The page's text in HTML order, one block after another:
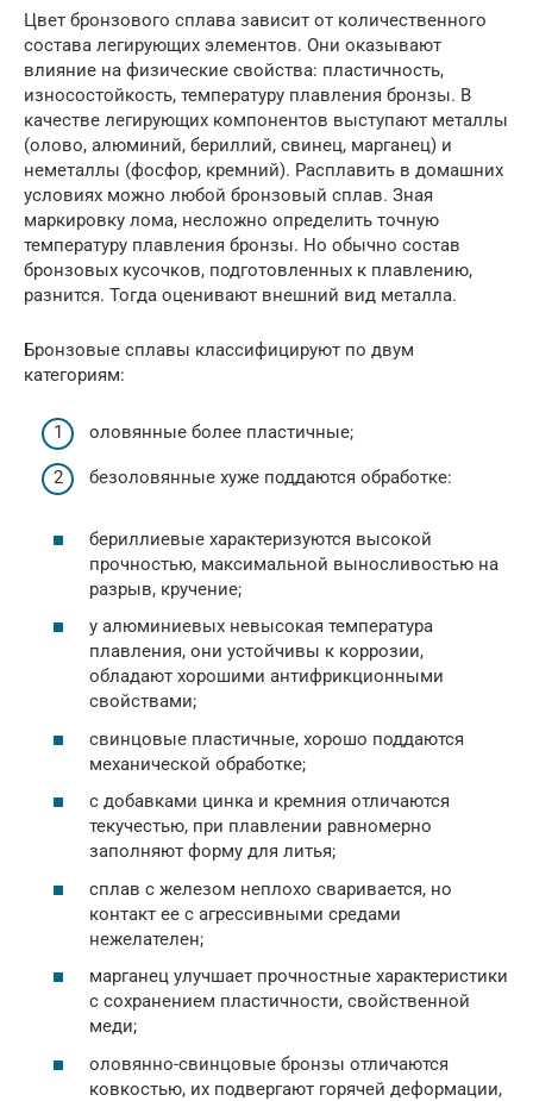
Цвет бронзового сплава зависит от количественного
состава легирующих элементов. Они оказывают
влияние на физические свойства: пластичность,
износостойкость, температуру плавления бронзы. В
качестве легирующих компонентов выступают металлы
(олово, алюминий, бериллий, свинец, марганец) и
неметаллы (фосфор, кремний). Расплавить в домашних
условиях можно любой бронзовый сплав. Зная
маркировку лома, несложно определить точную
температуру плавления бронзы. Но обычно состав
бронзовых кусочков, подготовленных к плавлению,
разнится. Тогда оценивают внешний вид металла.
Бронзовые сплавы классифицируют по двум
категориям:
оловянные более пластичные;
безоловянные хуже поддаются обработке:
бериллиевые характеризуются высокой
прочностью, максимальной выносливостью на
разрыв, кручение;
у алюминиевых невысокая температура
плавления, они устойчивы к коррозии,
обладают хорошими антифрикционными
свойствами;
свинцовые пластичные, хорошо поддаются
механической обработке;
с добавками цинка и кремния отличаются
текучестью, при плавлении равномерно
заполняют форму для литья;
сплав с железом неплохо сваривается, но
контакт ее с агрессивными средами
нежелателен;
марганец улучшает прочностные характеристики
с сохранением пластичности, свойственной
меди;
оловянно-свинцовые бронзы отличаются
ковкостью, их подвергают горячей деформации,